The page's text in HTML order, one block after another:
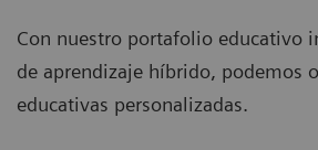
Con nuestro portafolio educativo
de aprendizaje híbrido, podemos
educativas personalizadas.